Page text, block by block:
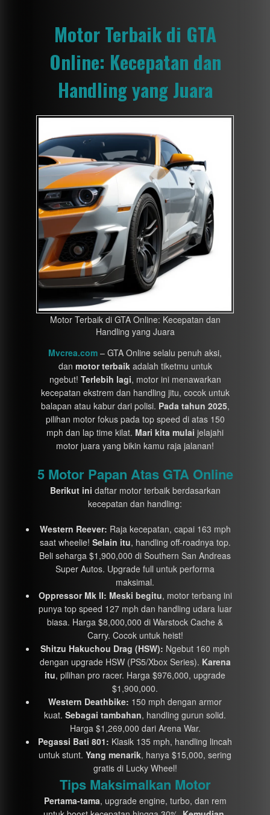
Motor Terbaik di GTA
Online: Kecepatan dan
Handling yang Juara
Motor Terbaik di GTA Online: Kecepatan dan
Handling yang Juara
Mvcrea.com – GTA Online selalu penuh aksi,
dan motor terbaikadalah tiketmu untuk
ngebut! Terlebih lagi, motor ini menawarkan
kecepatan ekstrem dan handling jitu, cocok untuk
balapan atau kabur dari polisi. Pada tahun 2025,
pilihan motor fokus pada top speed di atas 150
mph dan lap time kilat. Mari kita mulai jelajahi
motor juara yang bikin kamu raja jalanan!
5 Motor Papan Atas GTA Online
Berikut ini daftar motor terbaik berdasarkan
kecepatan dan handling:
Western Reever: Raja kecepatan, capai 163 mph
saat wheelie! Selain itu, handling off-roadnya top.
Beli seharga $1,900,000 di Southern San Andreas
Super Autos. Upgrade full untuk performa
maksimal.
Oppressor Mk II: Meski begitu, motor terbang ini
punya top speed 127 mph dan handling udara luar
biasa. Harga $8,000,000 di Warstock Cache &
Carry. Cocok untuk heist!
Shitzu Hakuchou Drag (HSW): Ngebut 160 mph
dengan upgrade HSW (PS5/Xbox Series). Karena
itu, pilihan pro racer. Harga $976,000, upgrade
$1,900,000.
Western Deathbike: 150 mph dengan armor
kuat. Sebagai tambahan, handling gurun solid.
Harga $1,269,000 dari Arena War.
Pegassi Bati 801: Klasik 135 mph, handling lincah
untuk stunt. Yang menarik, hanya $15,000, sering
gratis di Lucky Wheel!
Tips Maksimalkan Motor
Pertama-tama, upgrade engine, turbo, dan rem